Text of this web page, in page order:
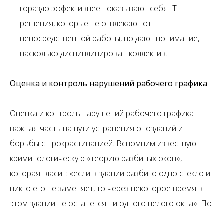
гораздо эффективнее показывают себя IT-
решения, которые не отвлекают от
непосредственной работы, но дают понимание,
насколько дисциплинирован коллектив.
Оценка и контроль нарушений рабочего графика
Оценка и контроль нарушений рабочего графика –
важная часть на пути устранения опозданий и
борьбы с прокрастинацией. Вспомним известную
криминологическую «теорию разбитых окон»,
которая гласит: «если в здании разбито одно стекло и
никто его не заменяет, то через некоторое время в
этом здании не останется ни одного целого окна». По